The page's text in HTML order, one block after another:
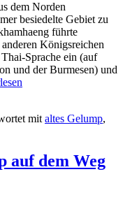
dem Norden
besiedelte Gebiet zu
führte
Königsreichen
Sprache ein (auf
und der Burmesen) und
mit altes Gelump,
auf dem Weg